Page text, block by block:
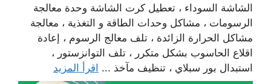
الشاشة السوداء ، تعطيل كرت الشاشة وحدة معالجة
الرسومات ، مشاكل وحدات الطاقة و التغذية ، معالجة
مشاكل الحرارة الزائدة ، تلف معالج الرسوم ، إعادة
اقلاع الحاسوب بشكل متكرر ، تلف التوانزستور ،
استبدال بور سبلاي ، تنظيف مآخذ ... اقرأ المزيد